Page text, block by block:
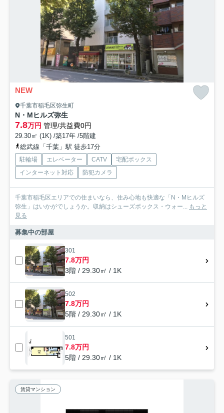
NEW
千葉市稲毛区弥生町
N・Mヒルズ弥生
7.8万円 管理/共益費0円
29.30㎡ (1K) /築17年 /5階建
総武線「千葉」駅 徒歩17分
駐輪場 エレベーター CATV
宅配ボックス
インターネット対応
防犯カメラ
千葉市稲毛区エリアでの住まいなら、住み心地も快適な「N・Mヒルズ
弥生」はいかがでしょうか。収納はシューズボックス・ウォー...
もっと
見る
募集中の部屋
301
7.8万円
3階 / 29.30㎡ / 1K
502
7.8万円
5階 / 29.30㎡ / 1K
501
7.8万円
5階 / 29.30㎡ / 1K
賃貸マンション